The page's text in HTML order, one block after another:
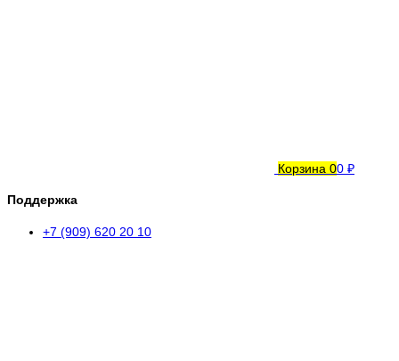
Корзина 00 ₽
Поддержка
+7 (909) 620 20 10